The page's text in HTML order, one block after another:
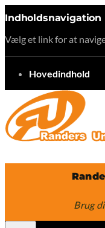
Indholdsnavigation
Vælg et link for at
gå til
Hovedindhold
Brug